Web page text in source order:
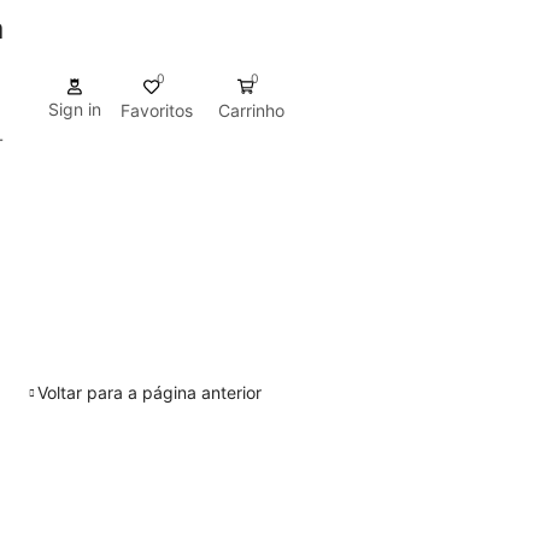
Sign in
0
Favoritos
0
Carrinho
Voltar para a página anterior